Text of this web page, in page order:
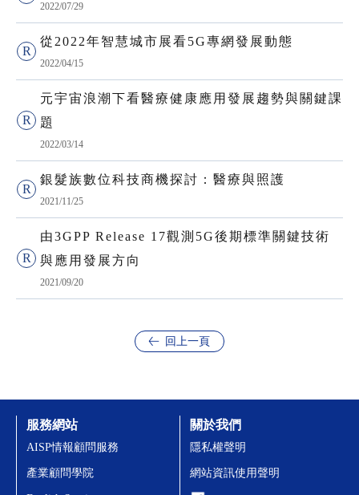
2022/07/29
從2022年智慧城市展看5G專網發展動態
2022/04/15
元宇宙浪潮下看醫療健康應用發展趨勢與關鍵課
題
2022/03/14
銀髮族數位科技商機探討：醫療與照護
2021/11/25
由3GPP Release 17觀測5G後期標準關鍵技術
與應用發展方向
2021/09/20
回上一頁
服務網站
AISP情報顧問服務
產業顧問學院
關於我們
隱私權聲明
網站資訊使用聲明